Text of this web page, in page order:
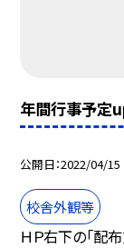
年間行事予定
公開日 2022/04/15
校舎外観等
ＨＰ右下の「配